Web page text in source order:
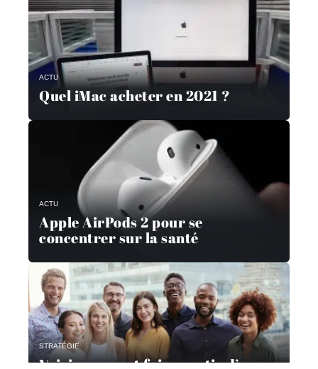
ACTU
Quel iMac acheter en 2021 ?
ACTU
Apple AirPods 2 pour se
concentrer sur la santé
STRATÉGIE
Voici comment faire partie d’un